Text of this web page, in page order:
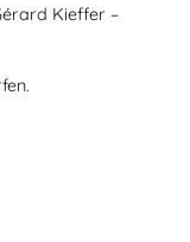
Kieffer –